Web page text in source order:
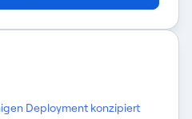
Deployment konzipiert